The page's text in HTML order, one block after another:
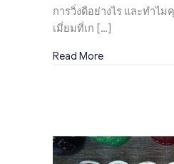
การวิ่งดีอย่างไร และทำไ
เมี่ยมที่เก […]
Read Moreabout สินค้าพ